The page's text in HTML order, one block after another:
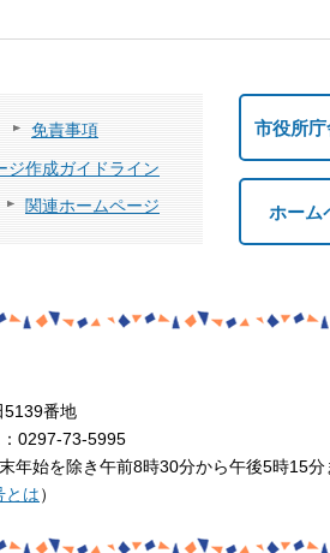
免責事項
ジ作成ガイドライン
関連ホームページ
市役所
ホーム
番地
0297-73-5995
年始を除き午前8時30分から午後5時15分
とは）